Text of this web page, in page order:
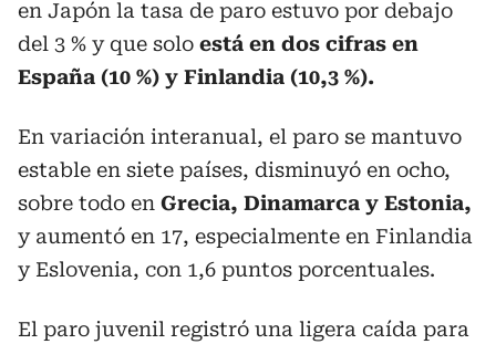
en Japón la tasa de paro estuvo por debajo
del 3 % y que solo está en dos cifras en
España (10 %) y Finlandia (10,3 %).
En variación interanual, el paro se mantuvo
estable en siete países, disminuyó en ocho,
sobre todo en Grecia, Dinamarca y Estonia,
y aumentó en 17, especialmente en Finlandia
y Eslovenia, con 1,6 puntos porcentuales.
El paro juvenil registró una ligera caída para